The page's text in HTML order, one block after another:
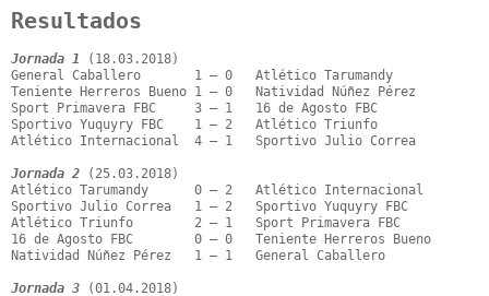
Resultados
Jornada 1 (18.03.2018)
General Caballero       1 – 0   Atlético Tarumandy
Teniente Herreros Bueno 1 – 0   Natividad Núñez Pérez
Sport Primavera FBC     3 – 1   16 de Agosto FBC
Sportivo Yuquyry FBC    1 – 2   Atlético Triunfo
Atlético Internacional  4 – 1   Sportivo Julio Correa
Jornada 2 (25.03.2018)
Atlético Tarumandy      0 – 2   Atlético Internacional
Sportivo Julio Correa   1 – 2   Sportivo Yuquyry FBC
Atlético Triunfo        2 – 1   Sport Primavera FBC
16 de Agosto FBC        0 – 0   Teniente Herreros Bueno
Natividad Núñez Pérez   1 – 1   General Caballero
Jornada 3 (01.04.2018)